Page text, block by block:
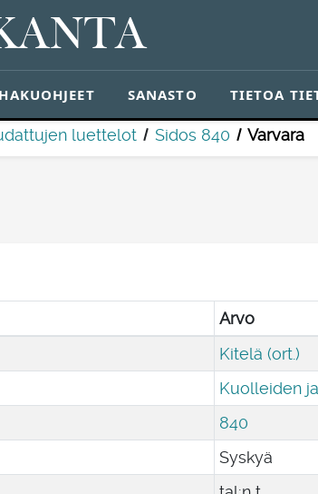
HAKUOHJEET SANASTO TIETOA
luettelot Sidos 840 Varvara
Arvo
Kitelä (ort.)
Kuolleiden
840
Syskyä